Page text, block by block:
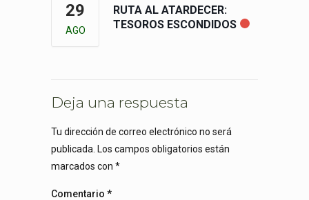
29
AGO
RUTA AL ATARDECER:
TESOROS ESCONDIDOS
Deja una respuesta
Tu dirección de correo electrónico no será
publicada. Los campos obligatorios están
marcados con *
Comentario *